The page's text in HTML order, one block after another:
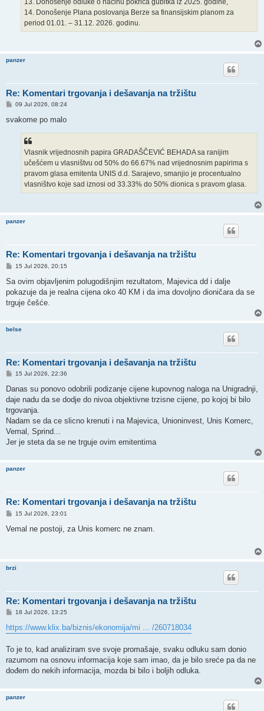
14. Donošenje Plana poslovanja Berze sa finansijskim planom za
period 01.01. – 31.12. 2026. godinu.
panzer
Re: Komentari trgovanja i dešavanja na tržištu
P
s
09 Jul 2026, 08:24
svakome po malo
Vlasnik vrijednosnih papira GRADAŠČEVIĆ BEHADA sa ranijim
učešćem u vlasništvu od 50% do 66.67% nad vrijednosnim papirima s
pravom glasa emitenta UNIS d.d. Sarajevo, smanjio je procentualno
vlasništvo koje sad iznosi od 33.33% do 50% dionica s pravom glasa.
panzer
Re: Komentari trgovanja i dešavanja na tržištu
P
s
15 Jul 2026, 20:15
Sa ovim objavljenim polugodišnjim rezultatom, Majevica dd i dalje
pokazuje da je realna cijena oko 40 KM i da ima dovoljno dioničara da se
trguje češće.
belse
Re: Komentari trgovanja i dešavanja na tržištu
P
s
15 Jul 2026, 22:36
Danas su ponovo odobrili podizanje cijene kupovnog naloga na Unigradnji,
daje nadu da se dodje do nivoa objektivne trzisne cijene, po kojoj bi bilo
trgovanja.
Nadam se da ce slicno krenuti i na Majevica, Unioninvest, Unis Komerc,
Vemal, Sprind...
Jer je steta da se ne trguje ovim emitentima
panzer
Re: Komentari trgovanja i dešavanja na tržištu
P
s
15 Jul 2026, 23:01
Vemal ne postoji, za Unis komerc ne znam.
brzi
Re: Komentari trgovanja i dešavanja na tržištu
P
s
t
18 Jul 2026, 13:25
https://www.klix.ba/biznis/ekonomija/mi ... /260718034
To je to, kad analiziram sve svoje promašaje, svaku odluku sam donio
razumom na osnovu informacija koje sam imao, da je bilo sreće pa da ne
dođem do nekih informacija, mozda bi bilo i boljih odluka.
panzer